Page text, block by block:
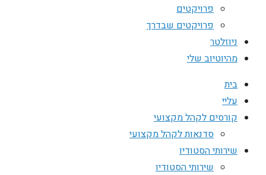
פרויקטים
פרויקטים שבדרך
ניוזלטר
מהיוטיוב שלי
בית
עליי
קורסים לקהל מקצועי
סדנאות לקהל מקצועי
שירותי הסטודיו
שירותי הסטודיו